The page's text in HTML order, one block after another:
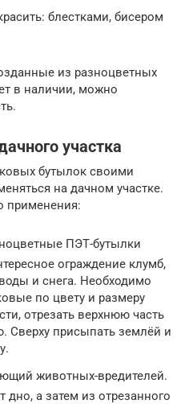
блестками, бисером
из разноцветных
в наличии, можно
участка
бутылок своими
на дачном участке.
применения:
ПЭТ-бутылки
ограждение клумб,
и снега. Необходимо
по цвету и размеру
отрезать верхнюю часть
Сверху присыпать землёй и
животных-вредителей.
дно, а затем из отрезанного